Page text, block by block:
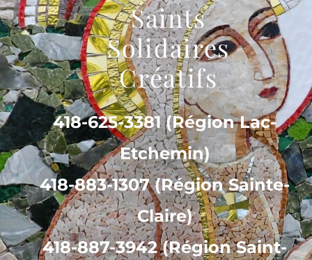
Saints
Solidaires
Créatifs
418-625-3381 (Région Lac-
Etchemin)
418-883-1307 (Région Sainte-
Claire)
418-887-3942 (Région Saint-